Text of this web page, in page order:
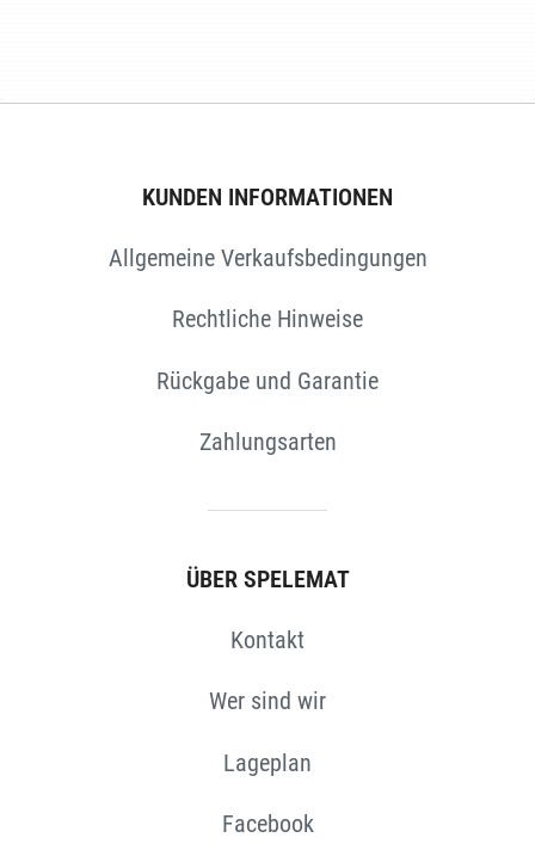
KUNDEN INFORMATIONEN
Allgemeine Verkaufsbedingungen
Rechtliche Hinweise
Rückgabe und Garantie
Zahlungsarten
ÜBER SPELEMAT
Kontakt
Wer sind wir
Lageplan
Facebook